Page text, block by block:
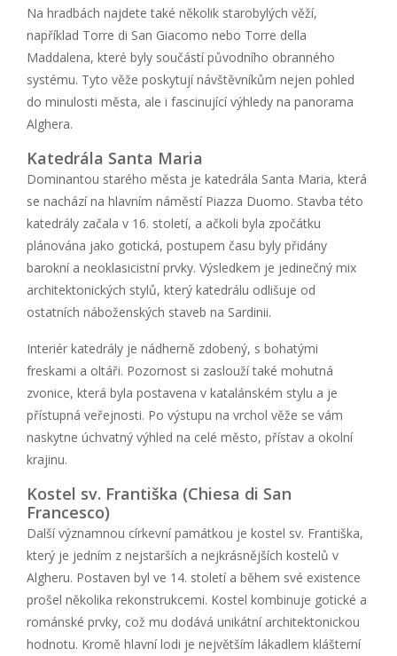
Na hradbách najdete také několik starobylých věží,
například Torre di San Giacomo nebo Torre della
Maddalena, které byly součástí původního obranného
systému. Tyto věže poskytují návštěvníkům nejen pohled
do minulosti města, ale i fascinující výhledy na panorama
Alghera.
Katedrála Santa Maria
Dominantou starého města je katedrála Santa Maria, která
se nachází na hlavním náměstí Piazza Duomo. Stavba této
katedrály začala v 16. století, a ačkoli byla zpočátku
plánována jako gotická, postupem času byly přidány
barokní a neoklasicistní prvky. Výsledkem je jedinečný mix
architektonických stylů, který katedrálu odlišuje od
ostatních náboženských staveb na Sardinii.
Interiér katedrály je nádherně zdobený, s bohatými
freskami a oltáři. Pozornost si zaslouží také mohutná
zvonice, která byla postavena v katalánském stylu a je
přístupná veřejnosti. Po výstupu na vrchol věže se vám
naskytne úchvatný výhled na celé město, přístav a okolní
krajinu.
Kostel sv. Františka (Chiesa di San
Francesco)
Další významnou církevní památkou je kostel sv. Františka,
který je jedním z nejstarších a nejkrásnějších kostelů v
Algheru. Postaven byl ve 14. století a během své existence
prošel několika rekonstrukcemi. Kostel kombinuje gotické a
románské prvky, což mu dodává unikátní architektonickou
hodnotu. Kromě hlavní lodi je největším lákadlem klášterní